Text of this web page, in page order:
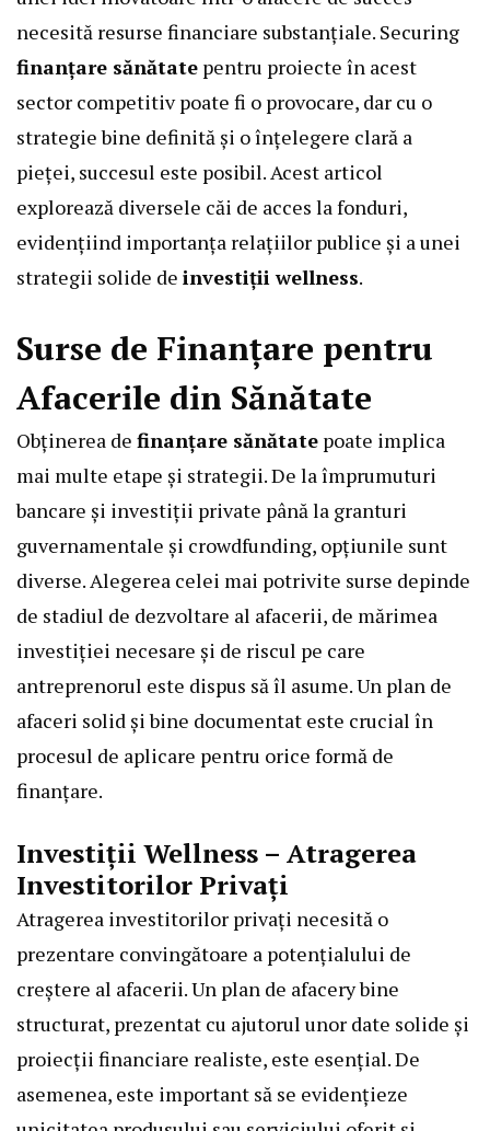
necesită resurse financiare substanțiale. Securing
finanțare sănătate pentru proiecte în acest
sector competitiv poate fi o provocare, dar cu o
strategie bine definită și o înțelegere clară a
pieței, succesul este posibil. Acest articol
explorează diversele căi de acces la fonduri,
evidențiind importanța relațiilor publice și a unei
strategii solide de investiții wellness.
Surse de Finanțare pentru
Afacerile din Sănătate
Obținerea de finanțare sănătate poate implica
mai multe etape și strategii. De la împrumuturi
bancare și investiții private până la granturi
guvernamentale și crowdfunding, opțiunile sunt
diverse. Alegerea celei mai potrivite surse depinde
de stadiul de dezvoltare al afacerii, de mărimea
investiției necesare și de riscul pe care
antreprenorul este dispus să îl asume. Un plan de
afaceri solid și bine documentat este crucial în
procesul de aplicare pentru orice formă de
finanțare.
Investiții Wellness – Atragerea
Investitorilor Privați
Atragerea investitorilor privați necesită o
prezentare convingătoare a potențialului de
creștere al afacerii. Un plan de afacery bine
structurat, prezentat cu ajutorul unor date solide și
proiecții financiare realiste, este esențial. De
asemenea, este important să se evidențieze